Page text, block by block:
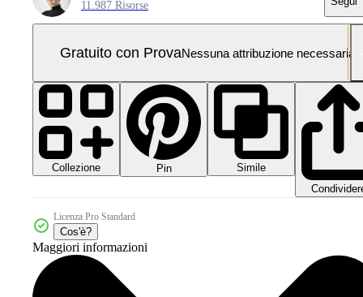
11.987 Risorse
Gratuito con ProvaNessuna attribuzione necessaria
Collezione Pin
Simile
Licenza Pro Standard
Cos'è?
Maggiori informazioni